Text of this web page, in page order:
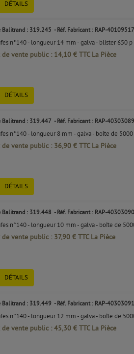
DÉTAILS
Balitrand : 319.245 - Réf. Fabricant : RAP-40109517
n°140 - longueur 14 mm - galva - blister 650 p
de vente public : 14,10 € TTC La Pièce
DÉTAILS
Balitrand : 319.447 - Réf. Fabricant : RAP-40303089
n°140 - longueur 8 mm - galva - boîte de 5000
de vente public : 36,90 € TTC La Pièce
DÉTAILS
Balitrand : 319.448 - Réf. Fabricant : RAP-40303090
n°140 - longueur 10 mm - galva - boîte de
de vente public : 37,90 € TTC La Pièce
DÉTAILS
Balitrand : 319.449 - Réf. Fabricant : RAP-40303091
n°140 - longueur 12 mm - galva - boîte de
de vente public : 45,30 € TTC La Pièce